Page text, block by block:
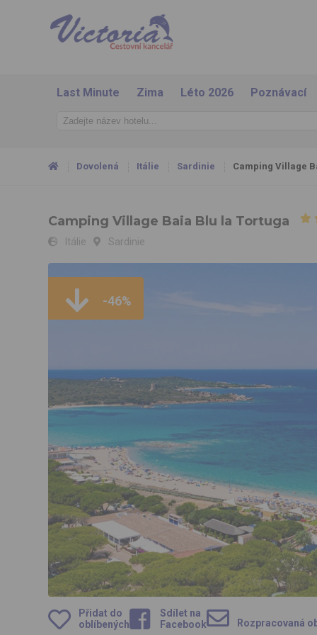
Last Minute Zima Léto 2026 Poznávací
Dovolená Itálie Sardinie Camping Village
Camping Village Baia Blu la Tortuga
Itálie Sardinie
-46%
Přidat do
oblíbených
Sdílet na
Facebook
Rozpracovaná